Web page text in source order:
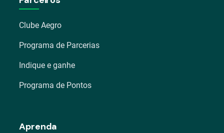
Clube Aegro
Programa de Parcerias
Indique e ganhe
Programa de Pontos
Aprenda